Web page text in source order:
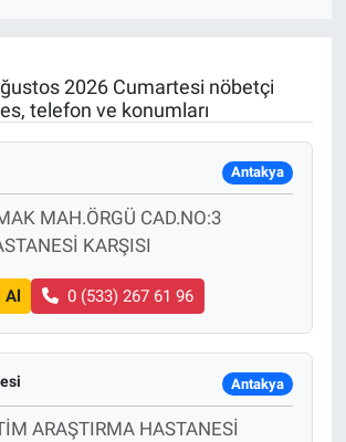
2026 Cumartesi nöbetçi
telefon ve konumları
Antakya
MAH.ÖRGÜ CAD.NO:3
KARŞISI
Al 0 (533) 267 61 96
Antakya
ARAŞTIRMA HASTANESİ